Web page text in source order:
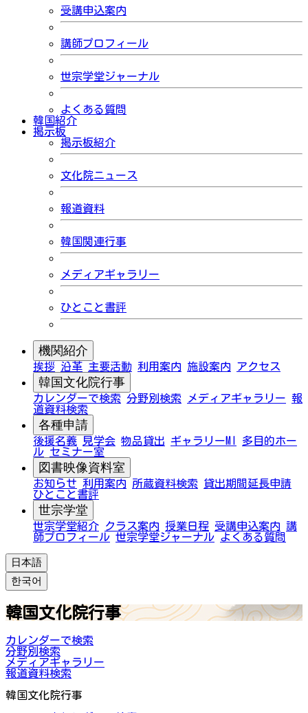
受講申込案内
講師プロフィール
世宗学堂ジャーナル
よくある質問
韓国紹介
掲示板
掲示板紹介
文化院ニュース
報道資料
韓国関連行事
メディアギャラリー
ひとこと書評
機関紹介
挨拶 沿革 主要活動 利用案内 施設案内 アクセス
韓国文化院行事
カレンダーで検索 分野別検索 メディアギャラリー 報
道資料検索
各種申請
後援名義 見学会 物品貸出 ギャラリーMI
多目的ホー
ル セミナー室
図書映像資料室
お知らせ 利用案内 所蔵資料検索
貸出期間延長申請
ひとこと書評
世宗学堂
世宗学堂紹介 クラス案内 授業日程 受講申込案内 講
師プロフィール 世宗学堂ジャーナル よくある質問
日本語
한국어
韓国文化院行事
カレンダーで検索
分野別検索
メディアギャラリー
報道資料検索
韓国文化院行事